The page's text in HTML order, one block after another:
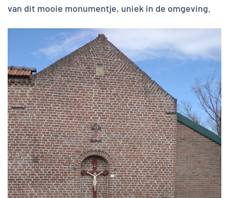
van dit mooie monumentje, uniek in de omgeving.